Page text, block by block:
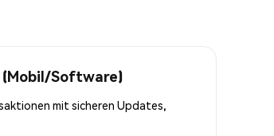
Software)
mit sicheren Updates,